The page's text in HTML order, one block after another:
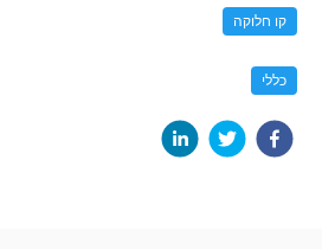
קו חלוקה
כללי